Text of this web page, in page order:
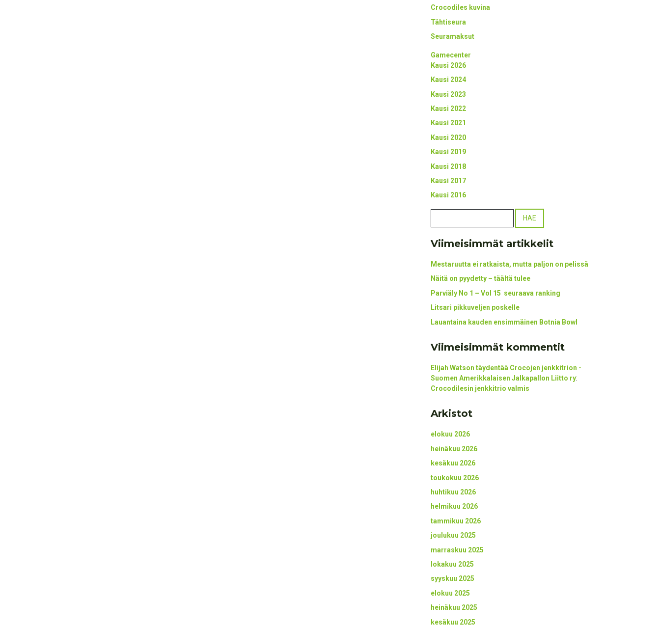
Crocodiles kuvina
Tähtiseura
Seuramaksut
Gamecenter
Kausi 2026
Kausi 2024
Kausi 2023
Kausi 2022
Kausi 2021
Kausi 2020
Kausi 2019
Kausi 2018
Kausi 2017
Kausi 2016
Viimeisimmät artikkelit
Mestaruutta ei ratkaista, mutta paljon on pelissä
Näitä on pyydetty – täältä tulee
Parviäly No 1 – Vol 15 seuraava ranking
Litsari pikkuveljen poskelle
Lauantaina kauden ensimmäinen Botnia Bowl
Viimeisimmät kommentit
Elijah Watson täydentää Crocojen jenkkitrion -
Suomen Amerikkalaisen Jalkapallon Liitto ry:
Crocodilesin jenkkitrio valmis
Arkistot
elokuu 2026
heinäkuu 2026
kesäkuu 2026
toukokuu 2026
huhtikuu 2026
helmikuu 2026
tammikuu 2026
joulukuu 2025
marraskuu 2025
lokakuu 2025
syyskuu 2025
elokuu 2025
heinäkuu 2025
kesäkuu 2025